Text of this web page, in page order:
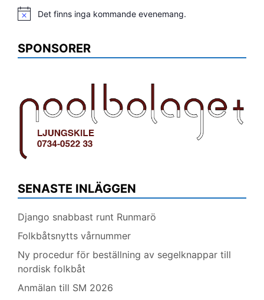
Notis Det finns inga kommande evenemang.
SPONSORER
SENASTE INLÄGGEN
Django snabbast runt Runmarö
Folkbåtsnytts vårnummer
Ny procedur för beställning av segelknappar till
nordisk folkbåt
Anmälan till SM 2026